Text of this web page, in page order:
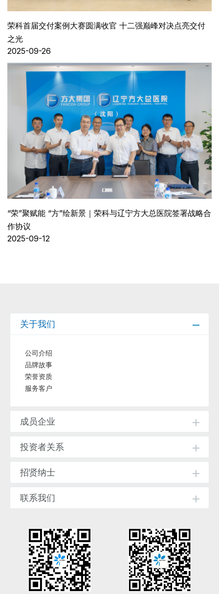
荣科首届交付案例大赛圆满收官 十二强巅峰对决点亮交付
之光
2025-09-26
“荣”聚赋能 “方”绘新景｜荣科与辽宁方大总医院签署战略合
作协议
2025-09-12
关于我们
公司介绍
品牌故事
荣誉资质
服务客户
成员企业
投资者关系
招贤纳士
联系我们